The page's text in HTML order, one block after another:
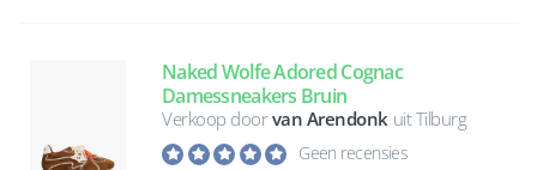
Naked Wolfe Adored Cognac
Damessneakers Bruin
Verkoop doorvan Arendonk uit Tilburg
Geen recensies